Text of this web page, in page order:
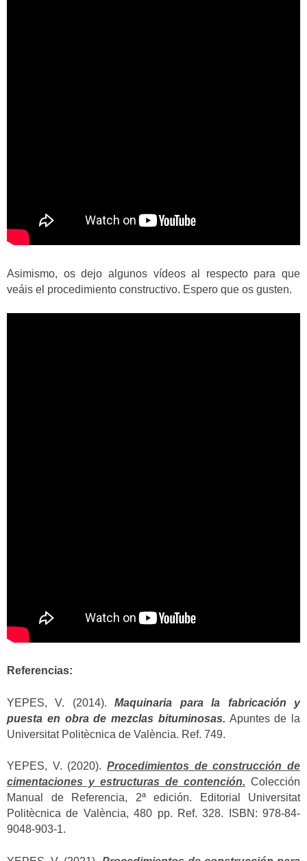
Asimismo, os dejo algunos vídeos al respecto para que
veáis el procedimiento constructivo. Espero que os gusten.
Referencias:
YEPES, V. (2014).Maquinaria para la fabricación y
puesta en obra de mezclas bituminosas. Apuntes de la
Universitat Politècnica de València. Ref. 749.
YEPES, V. (2020). Procedimientos de construcción de
cimentaciones y estructuras de contención. Colección
Manual de Referencia, 2ª edición. Editorial Universitat
Politècnica de València, 480 pp. Ref. 328. ISBN: 978-84-
9048-903-1.